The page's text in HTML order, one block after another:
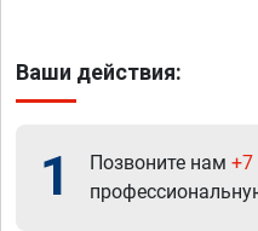
Ваши действия:
1 Позвоните нам +7